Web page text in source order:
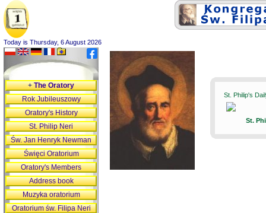
Today is Thursday, 6 August 2026
St. Philip's
St.
+The Oratory
Rok Jubileuszowy
Oratory's History
St. Philip Neri
Św. Jan Henryk Newman
Święci Oratorium
Oratory's Members
Address book
Muzyka oratorium
Oratorium św. Filipa Neri